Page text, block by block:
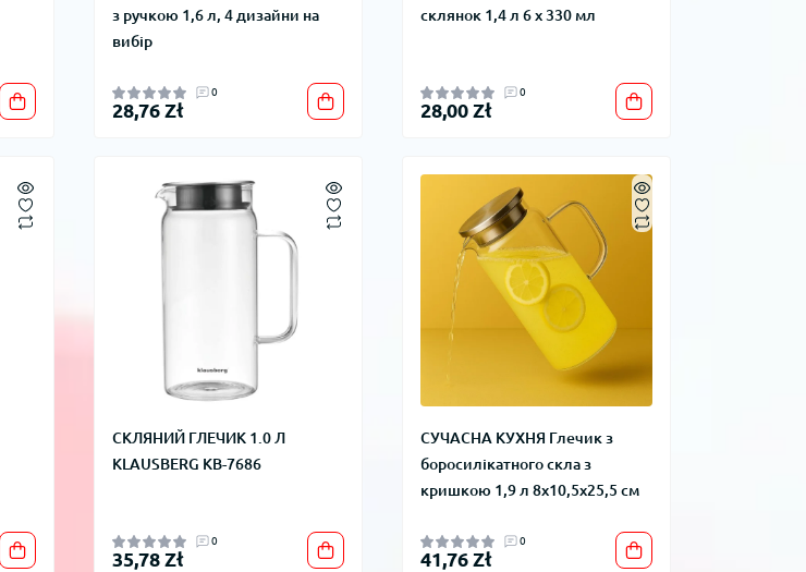
з ручкою 1,6 л, 4 дизайни на
вибір
0
28,76 Zł
склянок 1,4 л 6 x 330 мл
0
28,00 Zł
СКЛЯНИЙ ГЛЕЧИК 1.0 Л
KLAUSBERG KB-7686
0
35,78 Zł
СУЧАСНА КУХНЯ Глечик з
боросилікатного скла з
кришкою 1,9 л 8x10,5x25,5 см
0
41,76 Zł